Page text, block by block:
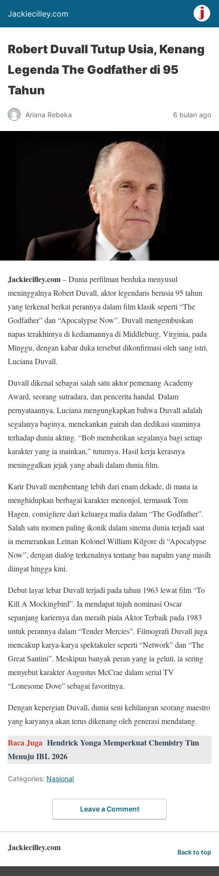
Jackiecilley.com
Robert Duvall Tutup Usia, Kenang
Legenda The Godfather di 95
Tahun
Ariana Rebeka 6 bulan ago
Jackiecilley.com– Dunia perfilman berduka menyusul
meninggalnya Robert Duvall, aktor legendaris berusia 95 tahun
yang terkenal berkat perannya dalam film klasik seperti “The
Godfather” dan “Apocalypse Now”. Duvall mengembuskan
napas terakhirnya di kediamannya di Middleburg, Virginia, pada
Minggu, dengan kabar duka tersebut dikonfirmasi oleh sang istri,
Luciana Duvall.
Duvall dikenal sebagai salah satu aktor pemenang Academy
Award, seorang sutradara, dan pencerita handal. Dalam
pernyataannya, Luciana mengungkapkan bahwa Duvall adalah
segalanya baginya, menekankan gairah dan dedikasi suaminya
terhadap dunia akting. “Bob memberikan segalanya bagi setiap
karakter yang ia mainkan,” tuturnya. Hasil kerja kerasnya
meninggalkan jejak yang abadi dalam dunia film.
Karir Duvall membentang lebih dari enam dekade, di mana ia
menghidupkan berbagai karakter menonjol, termasuk Tom
Hagen, consigliere dari keluarga mafia dalam “The Godfather”.
Salah satu momen paling ikonik dalam sinema dunia terjadi saat
ia memerankan Letnan Kolonel William Kilgore di “Apocalypse
Now”, dengan dialog terkenalnya tentang bau napalm yang masih
diingat hingga kini.
Debut layar lebar Duvall terjadi pada tahun 1963 lewat film “To
Kill A Mockingbird”. Ia mendapat tujuh nominasi Oscar
sepanjang kariernya dan meraih piala Aktor Terbaik pada 1983
untuk perannya dalam “Tender Mercies”. Filmografi Duvall juga
mencakup karya-karya spektakuler seperti “Network” dan “The
Great Santini”. Meskipun banyak peran yang ia geluti, ia sering
menyebut karakter Augustus McCrae dalam serial TV
“Lonesome Dove” sebagai favoritnya.
Dengan kepergian Duvall, dunia seni kehilangan seorang maestro
yang karyanya akan terus dikenang oleh generasi mendatang.
Baca Juga Hendrick Yonga Memperkuat Chemistry Tim
Menuju IBL 2026
Categories: Nasional
Leave a Comment
Jackiecilley.com Back to top